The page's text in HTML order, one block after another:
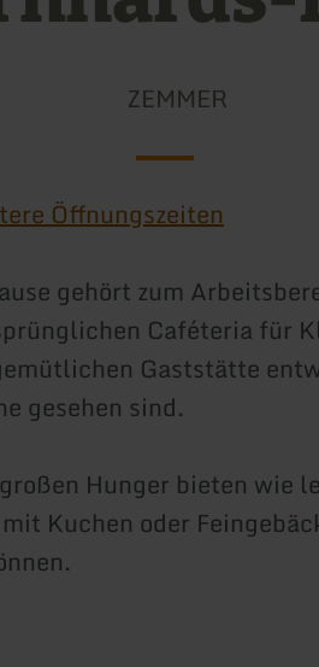
ZEMMER
Öffnungszeiten
gehört zum
Caféteria für
Gaststätte
gesehen sind.
Hunger bieten wie
Kuchen oder